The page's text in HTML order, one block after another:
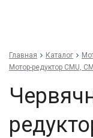
Главная Каталог
Мотор-редуктор CMU,